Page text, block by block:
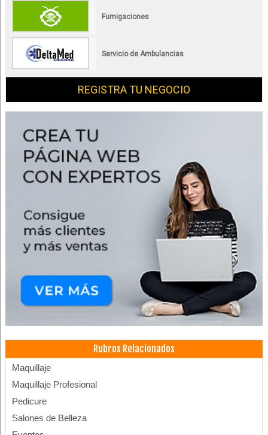
Fumigaciones
Servicio de Ambulancias
REGISTRA TU NEGOCIO
Rubros Relacionados
Maquillaje
Maquillaje Profesional
Pedicure
Salones de Belleza